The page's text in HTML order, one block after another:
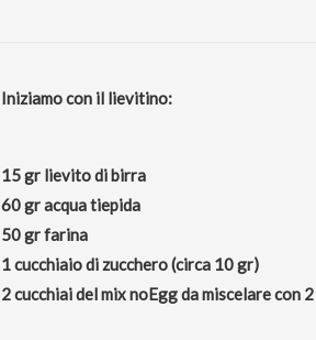
Iniziamo con il lievitino:
15 gr lievito di birra
60 gr acqua tiepida
50 gr farina
1 cucchiaio di zucchero (circa 10 gr)
2 cucchiai del mix noEgg da miscelare con